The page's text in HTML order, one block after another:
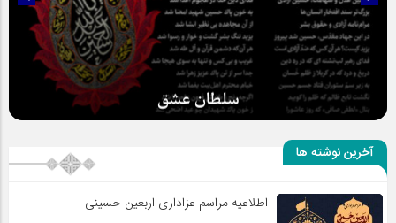
سلطان عشق
آخرین نوشته ها
اطلاعیه مراسم عزاداری اربعین حسینی